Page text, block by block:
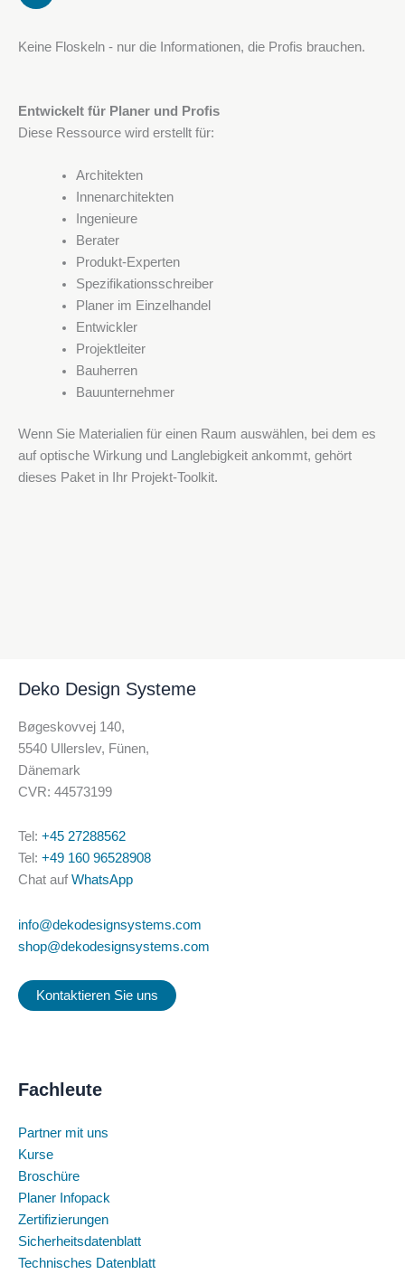
Keine Floskeln - nur die Informationen, die Profis brauchen.
Entwickelt für Planer und Profis
Diese Ressource wird erstellt für:
Architekten
Innenarchitekten
Ingenieure
Berater
Produkt-Experten
Spezifikationsschreiber
Planer im Einzelhandel
Entwickler
Projektleiter
Bauherren
Bauunternehmer
Wenn Sie Materialien für einen Raum auswählen, bei dem es
auf optische Wirkung und Langlebigkeit ankommt, gehört
dieses Paket in Ihr Projekt-Toolkit.
Deko Design Systeme
Bøgeskovvej 140,
5540 Ullerslev, Fünen,
Dänemark
CVR: 44573199
Tel: +45 27288562
Tel: +49 160 96528908
Chat auf WhatsApp
info@dekodesignsystems.com
shop@dekodesignsystems.com
Kontaktieren Sie uns
Fachleute
Partner mit uns
Kurse
Broschüre
Planer Infopack
Zertifizierungen
Sicherheitsdatenblatt
Technisches Datenblatt